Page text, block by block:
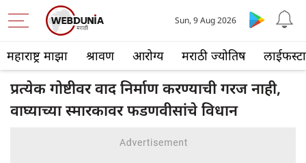
महाराष्ट्र माझा श्रावण आरोग्य मराठी ज्योतिष
Sun, 9 Aug 2026
प्रत्येक गोष्टीवर वाद निर्माण करण्याची गरज नाही,
वाघ्याच्या स्मारकावर फडणवीसांचे विधान